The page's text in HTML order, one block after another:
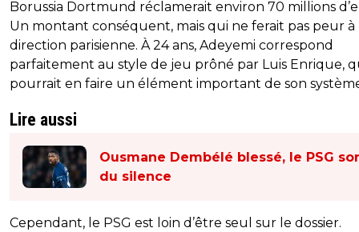
Borussia Dortmund réclamerait environ 70 millions
Un montant conséquent, mais qui ne ferait pas peur à
direction parisienne. À 24 ans, Adeyemi correspond
parfaitement au style de jeu prôné par Luis Enrique,
pourrait en faire un élément important de son
Lire aussi
Ousmane Dembélé blessé, le PSG
du silence
Cependant, le PSG est loin d’être seul sur le dossier.